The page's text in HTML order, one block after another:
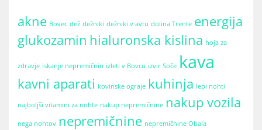
akne Bovec dež dežniki dežniki v avtu dolina Trente energija
glukozamin hialuronska kislina hoja za
zdravje iskanje nepremičnin izleti v Bovcu izvir Soče kava
kavni aparati kovinske ograje kuhinja lepi nohti
najboljši vitamini za nohte nakup nepremičnine nakup vozila
nega nohtov nepremičnine nepremičnine Obala